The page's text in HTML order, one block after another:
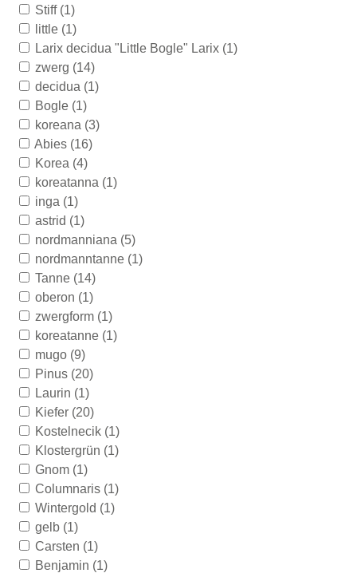
Stiff (1)
little (1)
Larix decidua "Little Bogle" Larix (1)
zwerg (14)
decidua (1)
Bogle (1)
koreana (3)
Abies (16)
Korea (4)
koreatanna (1)
inga (1)
astrid (1)
nordmanniana (5)
nordmanntanne (1)
Tanne (14)
oberon (1)
zwergform (1)
koreatanne (1)
mugo (9)
Pinus (20)
Laurin (1)
Kiefer (20)
Kostelnecik (1)
Klostergrün (1)
Gnom (1)
Columnaris (1)
Wintergold (1)
gelb (1)
Carsten (1)
Benjamin (1)